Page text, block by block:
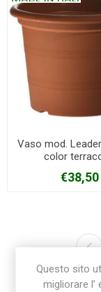
Vaso mod.
color
€38,50
Questo sito
migliorare l’